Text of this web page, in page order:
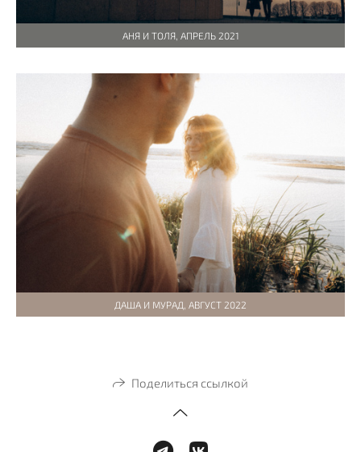
АНЯ И ТОЛЯ, АПРЕЛЬ 2021
ДАША И МУРАД, АВГУСТ 2022
Поделиться ссылкой